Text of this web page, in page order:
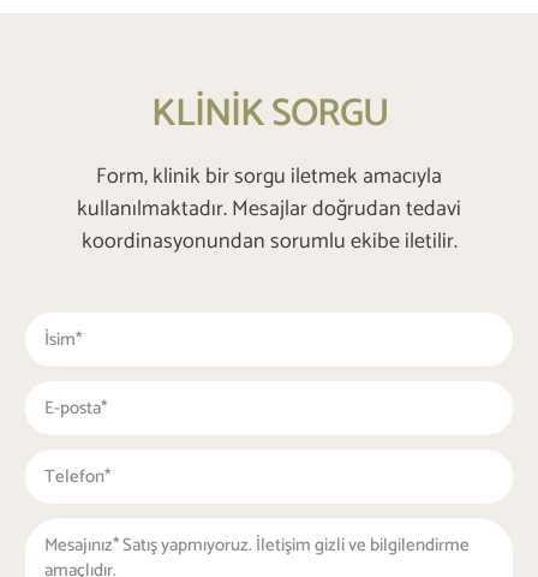
KLİNİK SORGU
Form, klinik bir sorgu iletmek amacıyla
kullanılmaktadır. Mesajlar doğrudan tedavi
koordinasyonundan sorumlu ekibe iletilir.